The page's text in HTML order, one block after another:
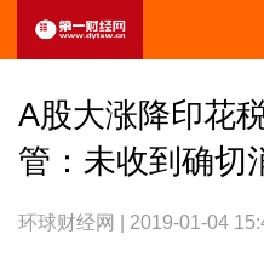
A股大涨降印花
管：未收到确切
环球财经网 | 2019-01-04